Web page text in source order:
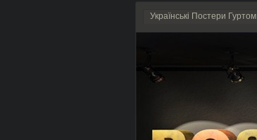
Українські Постери Гуртом